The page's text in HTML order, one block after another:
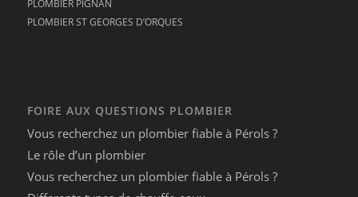
PLOMBIER PIGNAN
PLOMBIER ST GEORGES D’ORQUES
FOIRE AUX QUESTIONS PLOMBIER
Vous recherchez un plombier fiable à Pérols ?
Le rôle d’un plombier
Vous recherchez un plombier fiable à Pérols ?